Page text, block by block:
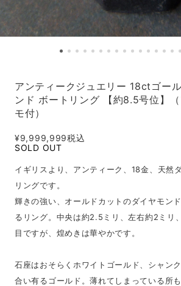
アンティークジュエリー 18ctゴー
ンド ボートリング 【約8.5号位】
モ付）
¥9,999,999税込
SOLD OUT
イギリスより、アンティーク、18金、天然
リングです。
輝きの強い、オールドカットのダイヤモン
るリング。中央は約2.5ミリ、左右約2ミリ
目ですが、煌めきは華やかです。
石座はおそらくホワイトゴールド、シャン
合い有るゴールド。薄れてしまっている所も